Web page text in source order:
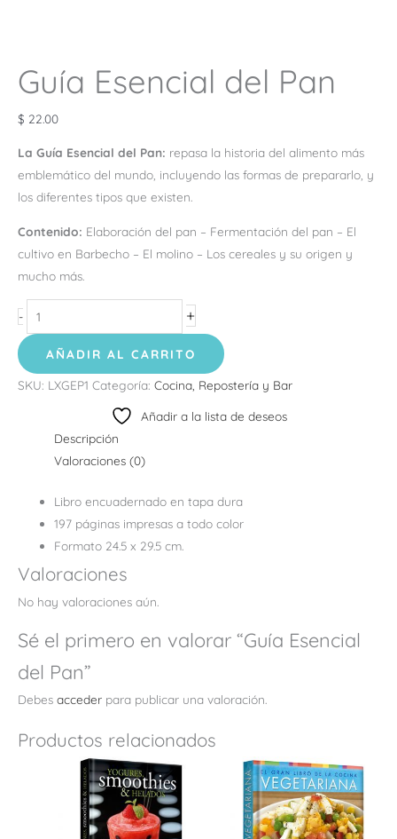
Guía Esencial del Pan
$ 22.00
La Guía Esencial del Pan: repasa la historia del alimento más
emblemático del mundo, incluyendo las formas de prepararlo, y
los diferentes tipos que existen.
Contenido: Elaboración del pan – Fermentación del pan – El
cultivo en Barbecho – El molino – Los cereales y su origen y
mucho más.
- +
AÑADIR AL CARRITO
SKU: LXGEP1 Categoría: Cocina, Repostería y Bar
Añadir a la lista de deseos
Descripción
Valoraciones (0)
Libro encuadernado en tapa dura
197 páginas impresas a todo color
Formato 24.5 x 29.5 cm.
Valoraciones
No hay valoraciones aún.
Sé el primero en valorar “Guía Esencial
del Pan”
Debes acceder para publicar una valoración.
Productos relacionados